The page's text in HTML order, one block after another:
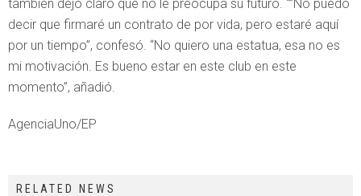
también dejó claro que no le preocupa su futuro. “”No puedo
decir que firmaré un contrato de por vida, pero estaré aquí
por un tiempo”, confesó. “No quiero una estatua, esa no es
mi motivación. Es bueno estar en este club en este
momento”, añadió.
AgenciaUno/EP
RELATED NEWS